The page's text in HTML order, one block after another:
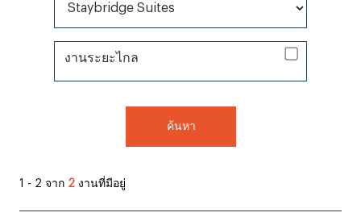
ทุกยี่ห้อ *
งานระยะไกล
งานระยะไกล
ค้นหา
1 - 2 จาก 2 งานที่มีอยู่